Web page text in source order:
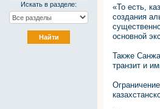
Искать в разделе:
«То есть,
создания
основной
Также
транзит и